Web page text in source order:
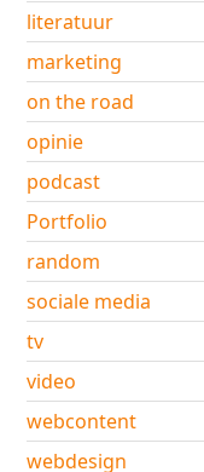
literatuur
marketing
on the road
opinie
podcast
Portfolio
random
sociale media
tv
video
webcontent
webdesign